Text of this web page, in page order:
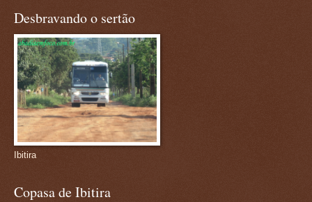
Desbravando o sertão
Ibitira
Copasa de Ibitira